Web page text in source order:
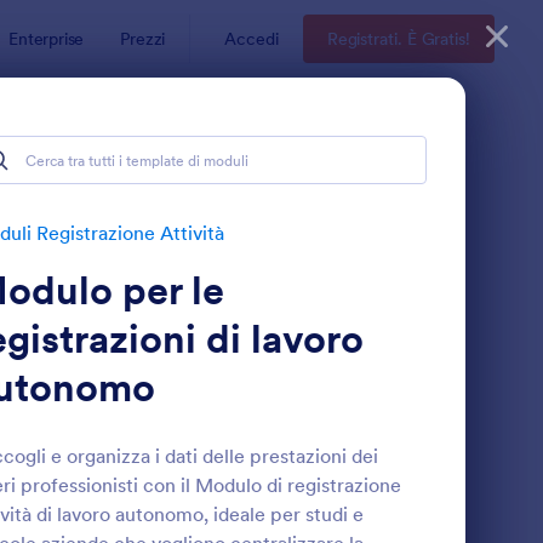
Enterprise Prezzi Accedi Registrati. È Gratis!
Registrazione Attività
per le
di lavoro
e organizza i dati delle prestazioni dei
professionisti con il Modulo di registrazione
di lavoro autonomo, ideale per studi e
Impresa Form Anteprima: Modulo Per La